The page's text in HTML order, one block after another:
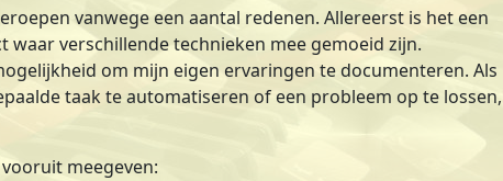
vanwege een aantal redenen. Allereerst is het een
verschillende technieken mee gemoeid zijn.
om mijn eigen ervaringen te documenteren. Als
taak te automatiseren of een probleem op te lossen,
meegeven: